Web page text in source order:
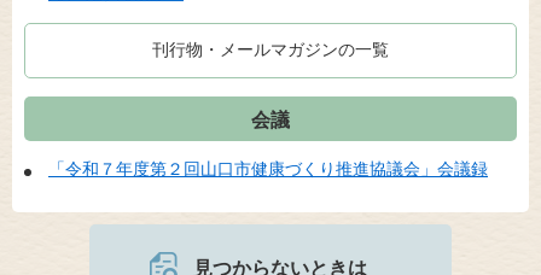
刊行物・メールマガジンの一覧
会議
「令和７年度第２回山口市健康づくり推進協議会」会議録
見つからないときは